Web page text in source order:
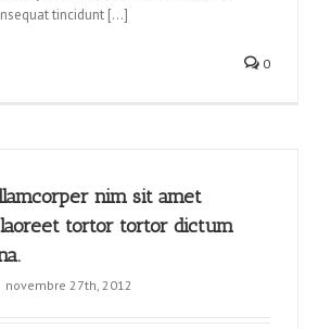
tincidunt […]
0
nim sit amet
tortor tortor dictum
novembre 27th, 2012